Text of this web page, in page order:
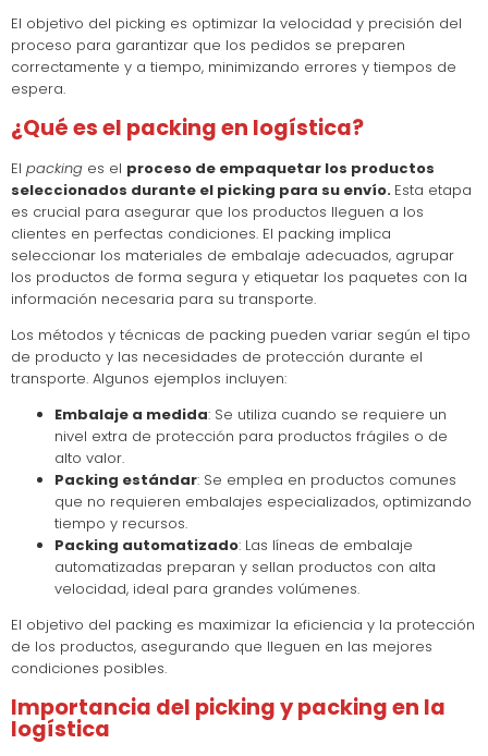
El objetivo del picking es optimizar la velocidad y precisión del
proceso para garantizar que los pedidos se preparen
correctamente y a tiempo, minimizando errores y tiempos de
espera.
¿Qué es el packing en logística?
El packing es el proceso de empaquetar los productos
seleccionados durante el picking para su envío. Esta etapa
es crucial para asegurar que los productos lleguen a los
clientes en perfectas condiciones. El packing implica
seleccionar los materiales de embalaje adecuados, agrupar
los productos de forma segura y etiquetar los paquetes con la
información necesaria para su transporte.
Los métodos y técnicas de packing pueden variar según el tipo
de producto y las necesidades de protección durante el
transporte. Algunos ejemplos incluyen:
Embalaje a medida: Se utiliza cuando se requiere un
nivel extra de protección para productos frágiles o de
alto valor.
Packing estándar: Se emplea en productos comunes
que no requieren embalajes especializados, optimizando
tiempo y recursos.
Packing automatizado: Las líneas de embalaje
automatizadas preparan y sellan productos con alta
velocidad, ideal para grandes volúmenes.
El objetivo del packing es maximizar la eficiencia y la protección
de los productos, asegurando que lleguen en las mejores
condiciones posibles.
Importancia del picking y packing en la
logística